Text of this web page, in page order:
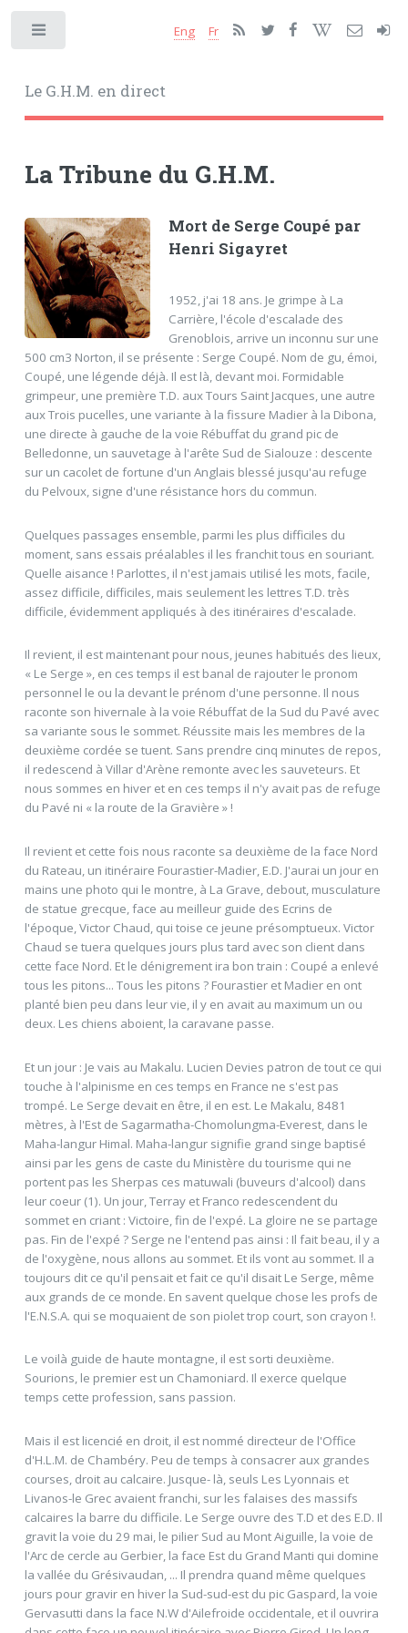
Le G.H.M. en direct
Eng Fr
La Tribune du G.H.M.
Mort de Serge Coupé par
Henri Sigayret
1952, j'ai 18 ans. Je grimpe à La
Carrière, l'école d'escalade des
Grenoblois, arrive un inconnu sur une
500 cm3 Norton, il se présente : Serge Coupé. Nom de gu, émoi,
Coupé, une légende déjà. Il est là, devant moi. Formidable
grimpeur, une première T.D. aux Tours Saint Jacques, une autre
aux Trois pucelles, une variante à la fissure Madier à la Dibona,
une directe à gauche de la voie Rébuffat du grand pic de
Belledonne, un sauvetage à l'arête Sud de Sialouze : descente
sur un cacolet de fortune d'un Anglais blessé jusqu'au refuge
du Pelvoux, signe d'une résistance hors du commun.
Quelques passages ensemble, parmi les plus difficiles du
moment, sans essais préalables il les franchit tous en souriant.
Quelle aisance ! Parlottes, il n'est jamais utilisé les mots, facile,
assez difficile, difficiles, mais seulement les lettres T.D. très
difficile, évidemment appliqués à des itinéraires d'escalade.
Il revient, il est maintenant pour nous, jeunes habitués des lieux,
« Le Serge », en ces temps il est banal de rajouter le pronom
personnel le ou la devant le prénom d'une personne. Il nous
raconte son hivernale à la voie Rébuffat de la Sud du Pavé avec
sa variante sous le sommet. Réussite mais les membres de la
deuxième cordée se tuent. Sans prendre cinq minutes de repos,
il redescend à Villar d'Arène remonte avec les sauveteurs. Et
nous sommes en hiver et en ces temps il n'y avait pas de refuge
du Pavé ni « la route de la Gravière » !
Il revient et cette fois nous raconte sa deuxième de la face Nord
du Rateau, un itinéraire Fourastier-Madier, E.D. J'aurai un jour en
mains une photo qui le montre, à La Grave, debout, musculature
de statue grecque, face au meilleur guide des Ecrins de
l'époque, Victor Chaud, qui toise ce jeune présomptueux. Victor
Chaud se tuera quelques jours plus tard avec son client dans
cette face Nord. Et le dénigrement ira bon train : Coupé a enlevé
tous les pitons... Tous les pitons ? Fourastier et Madier en ont
planté bien peu dans leur vie, il y en avait au maximum un ou
deux. Les chiens aboient, la caravane passe.
Et un jour : Je vais au Makalu. Lucien Devies patron de tout ce qui
touche à l'alpinisme en ces temps en France ne s'est pas
trompé. Le Serge devait en être, il en est. Le Makalu, 8481
mètres, à l'Est de Sagarmatha-Chomolungma-Everest, dans le
Maha-langur Himal. Maha-langur signifie grand singe baptisé
ainsi par les gens de caste du Ministère du tourisme qui ne
portent pas les Sherpas ces matuwali (buveurs d'alcool) dans
leur coeur (1). Un jour, Terray et Franco redescendent du
sommet en criant : Victoire, fin de l'expé. La gloire ne se partage
pas. Fin de l'expé ? Serge ne l'entend pas ainsi : Il fait beau, il y a
de l'oxygène, nous allons au sommet. Et ils vont au sommet. Il a
toujours dit ce qu'il pensait et fait ce qu'il disait Le Serge, même
aux grands de ce monde. En savent quelque chose les profs de
l'E.N.S.A. qui se moquaient de son piolet trop court, son crayon !.
Le voilà guide de haute montagne, il est sorti deuxième.
Sourions, le premier est un Chamoniard. Il exerce quelque
temps cette profession, sans passion.
Mais il est licencié en droit, il est nommé directeur de l'Office
d'H.L.M. de Chambéry. Peu de temps à consacrer aux grandes
courses, droit au calcaire. Jusque- là, seuls Les Lyonnais et
Livanos-le Grec avaient franchi, sur les falaises des massifs
calcaires la barre du difficile. Le Serge ouvre des T.D et des E.D. Il
gravit la voie du 29 mai, le pilier Sud au Mont Aiguille, la voie de
l'Arc de cercle au Gerbier, la face Est du Grand Manti qui domine
la vallée du Grésivaudan, ... Il prendra quand même quelques
jours pour gravir en hiver la Sud-sud-est du pic Gaspard, la voie
Gervasutti dans la face N.W d'Ailefroide occidentale, et il ouvrira